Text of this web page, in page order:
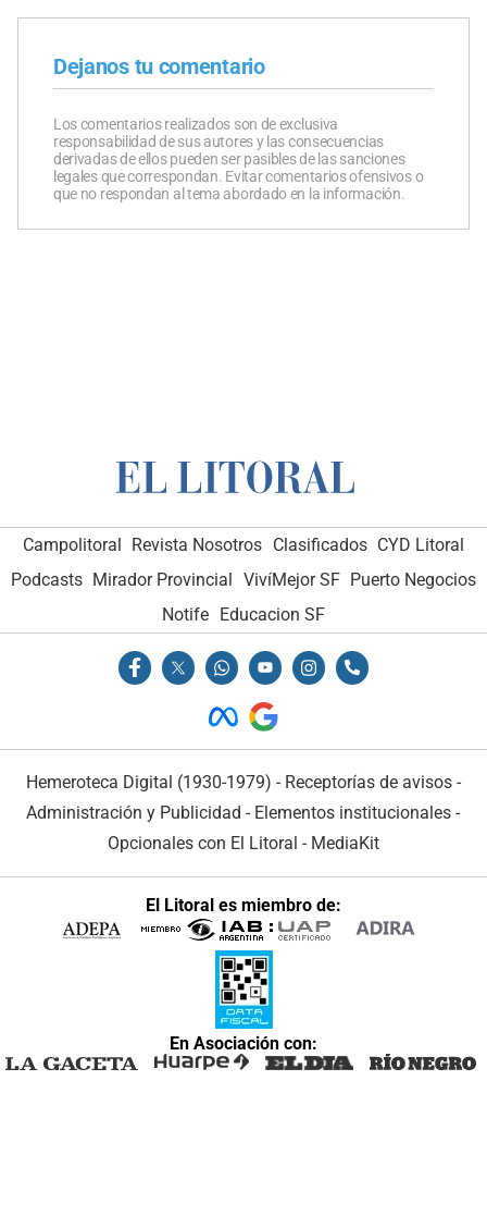
Dejanos tu comentario
Los comentarios realizados son de exclusiva
responsabilidad de sus autores y las consecuencias
derivadas de ellos pueden ser pasibles de las sanciones
legales que correspondan. Evitar comentarios ofensivos o
que no respondan al tema abordado en la información.
Campolitoral Revista Nosotros Clasificados CYD Litoral
Podcasts Mirador Provincial VivíMejor SF Puerto Negocios
Notife
Educacion SF
Hemeroteca Digital (1930-1979) - Receptorías de avisos -
Administración y Publicidad - Elementos institucionales -
Opcionales con El Litoral - MediaKit
El Litoral es miembro de:
En Asociación con: